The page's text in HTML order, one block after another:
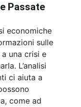
Passate
economiche
sulle
una crisi e
L’analisi
ci aiuta a
come ad